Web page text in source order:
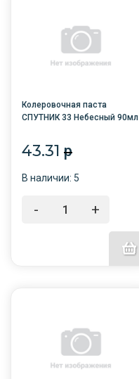
Колеровочная паста
СПУТНИК 33 Небесный 90мл
43.31 p
В наличии: 5
- +